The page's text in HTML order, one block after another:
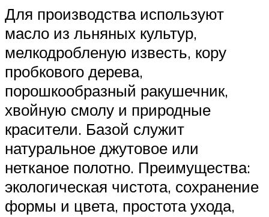
Для производства используют
масло из льняных культур,
мелкодробленую известь, кору
пробкового дерева,
порошкообразный ракушечник,
хвойную смолу и природные
красители. Базой служит
натуральное джутовое или
нетканое полотно. Преимущества:
экологическая чистота, сохранение
формы и цвета, простота ухода,